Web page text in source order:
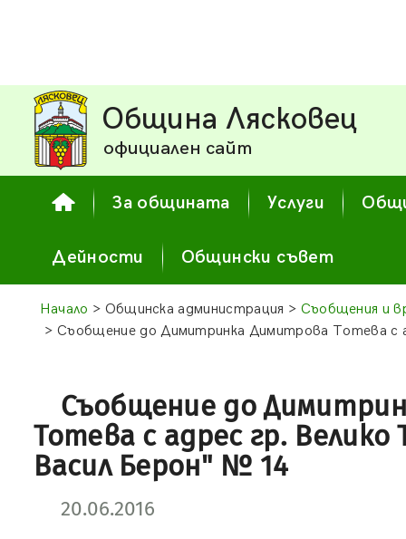
Община Лясковец
официален сайт
За общината Услуги
Дейности Общински съвет
Начало > Общинска администрация > Съобщения и
> Съобщение до Димитринка Димитрова Тотева с
Съобщение до
Тотева с адрес гр. Велико
Васил Берон" № 14
20.06.2016